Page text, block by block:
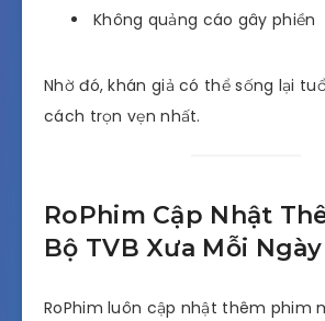
Không quảng cáo gây phiền
Nhờ đó, khán giả có thể sống lại
cách trọn vẹn nhất.
RoPhim Cập Nhật
Bộ TVB Xưa Mỗi Ngày
RoPhim luôn cập nhật thêm phim